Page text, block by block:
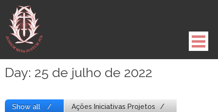
para
conteúdo
Day: 25 de julho de 2022
Show all Ações Iniciativas Projetos